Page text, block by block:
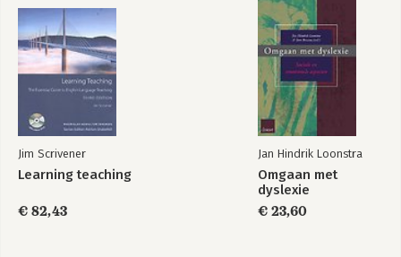
Jim Scrivener
Learning teaching
€ 82,43
Jan Hindrik Loonstra
Omgaan met
dyslexie
€ 23,60